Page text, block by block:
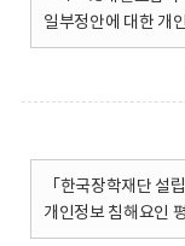
일부정안에 대한 개
「한국장학재단 설
개인정보 침해요인